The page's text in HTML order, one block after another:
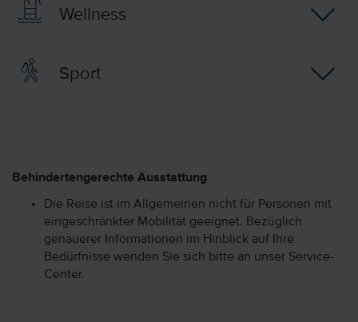
Wellness
Sport
Behindertengerechte Ausstattung
Die Reise ist im Allgemeinen nicht für Personen mit
eingeschränkter Mobilität geeignet. Bezüglich
genauerer Informationen im Hinblick auf Ihre
Bedürfnisse wenden Sie sich bitte an unser Service-
Center.